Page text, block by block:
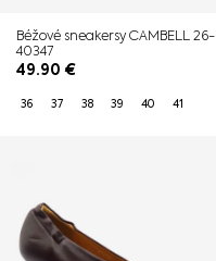
Béžové sneakersy CAMBELL 26-
40347
49.90 €
36 37 38 39 40 41